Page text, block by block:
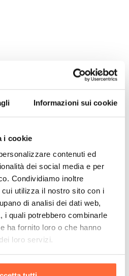
Informazioni sui cookie
i cookie
contenuti ed
dei social media e per
Condividiamo inoltre
utilizza il nostro sito con i
di analisi dei dati web,
i quali potrebbero combinarle
ha fornito loro o che hanno
loro servizi.